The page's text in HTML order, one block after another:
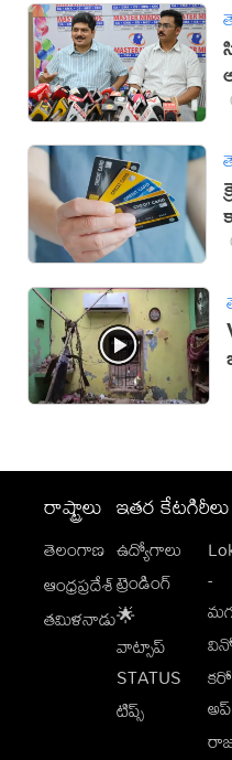
రాష్ట్రాలు
తెలంగాణ
ఆంధ్రప్రదేశ్
తమిళనాడు
ఇతర కేటగిరీలు
ఉద్యోగాలు
ట్రెండింగ్
🌟
వాట్సాప్
STATUS
టిప్స్
-